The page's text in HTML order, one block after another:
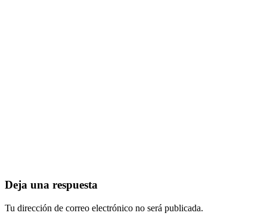
Deja una respuesta
Tu dirección de correo electrónico no será publicada.